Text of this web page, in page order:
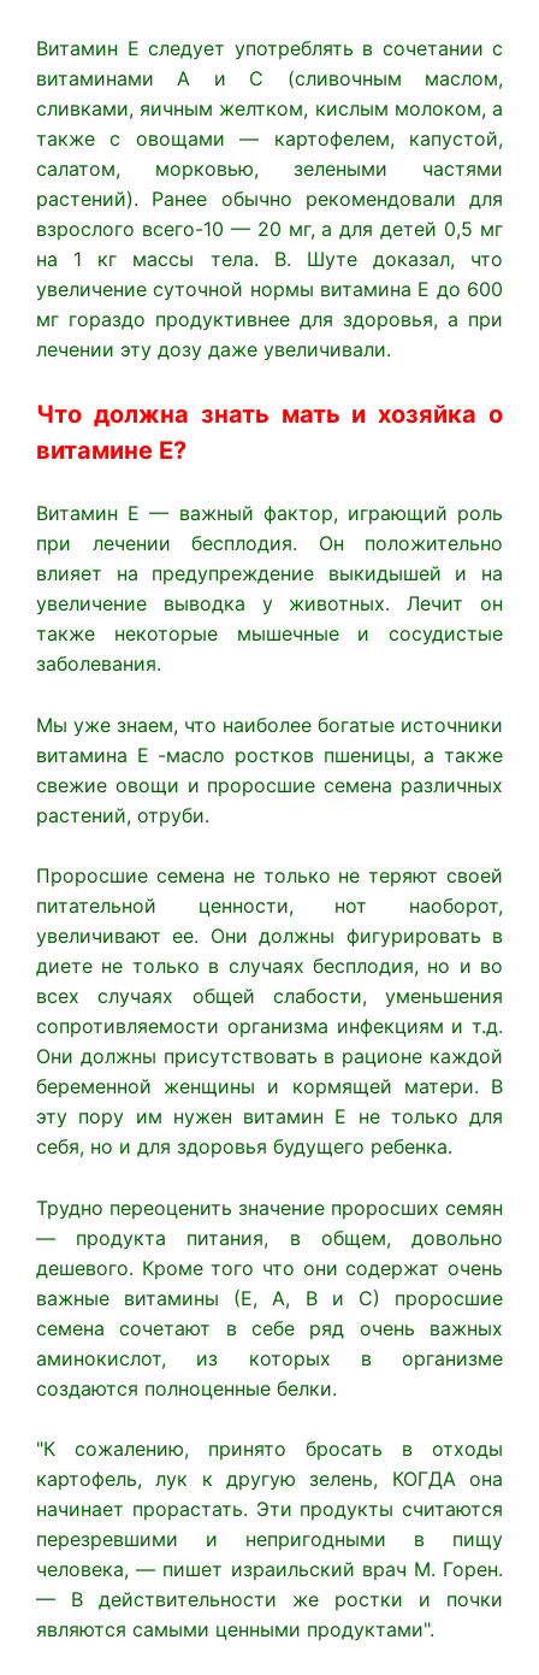
Витамин Е следует употреблять в сочетании с
витаминами А и С (сливочным маслом,
сливками, яичным желтком, кислым молоком, а
также с овощами — картофелем, капустой,
салатом, морковью, зелеными частями
растений). Ранее обычно рекомендовали для
взрослого всего-10 — 20 мг, а для детей 0,5 мг
на 1 кг массы тела. В. Шуте доказал, что
увеличение суточной нормы витамина Е до 600
мг гораздо продуктивнее для здоровья, а при
лечении эту дозу даже увеличивали.
Что должна знать мать и хозяйка о
витамине Е?
Витамин Е — важный фактор, играющий роль
при лечении бесплодия. Он положительно
влияет на предупреждение выкидышей и на
увеличение выводка у животных. Лечит он
также некоторые мышечные и сосудистые
заболевания.
Мы уже знаем, что наиболее богатые источники
витамина Е -масло ростков пшеницы, а также
свежие овощи и проросшие семена различных
растений, отруби.
Проросшие семена не только не теряют своей
питательной ценности, нот наоборот,
увеличивают ее. Они должны фигурировать в
диете не только в случаях бесплодия, но и во
всех случаях общей слабости, уменьшения
сопротивляемости организма инфекциям и т.д.
Они должны присутствовать в рационе каждой
беременной женщины и кормящей матери. В
эту пору им нужен витамин Е не только для
себя, но и для здоровья будущего ребенка.
Трудно переоценить значение проросших семян
— продукта питания, в общем, довольно
дешевого. Кроме того что они содержат очень
важные витамины (Е, А, В и С) проросшие
семена сочетают в себе ряд очень важных
аминокислот, из которых в организме
создаются полноценные белки.
"К сожалению, принято бросать в отходы
картофель, лук к другую зелень, КОГДА она
начинает прорастать. Эти продукты считаются
перезревшими и непригодными в пищу
человека, — пишет израильский врач М. Горен.
— В действительности же ростки и почки
являются самыми ценными продуктами".